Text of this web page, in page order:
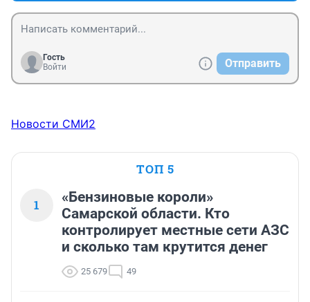
Гость
Войти
Отправить
Новости СМИ2
ТОП 5
1
«Бензиновые короли»
Самарской области. Кто
контролирует местные сети АЗС
и сколько там крутится денег
25 679 49